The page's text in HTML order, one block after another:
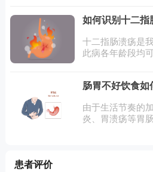
如何识别十二指
十二指肠溃疡是
此病各年龄段均
肠胃不好饮食
由于生活节奏的
炎、胃溃疡等胃
患者评价